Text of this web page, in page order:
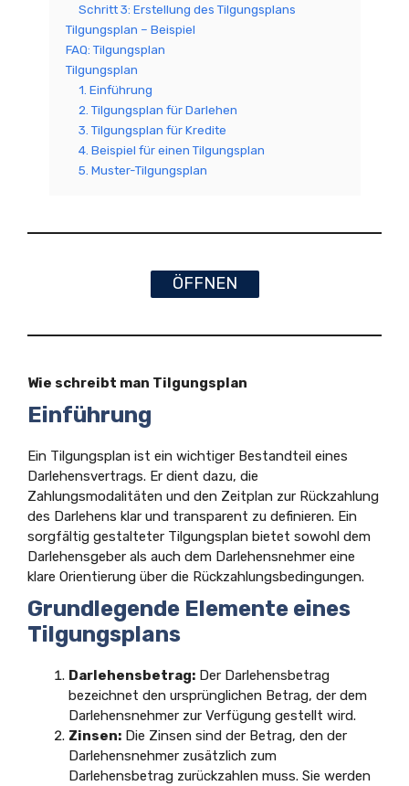
Schritt 3: Erstellung des Tilgungsplans
Tilgungsplan – Beispiel
FAQ: Tilgungsplan
Tilgungsplan
1. Einführung
2. Tilgungsplan für Darlehen
3. Tilgungsplan für Kredite
4. Beispiel für einen Tilgungsplan
5. Muster-Tilgungsplan
ÖFFNEN
Wie schreibt man Tilgungsplan
Einführung
Ein Tilgungsplan ist ein wichtiger Bestandteil eines
Darlehensvertrags. Er dient dazu, die
Zahlungsmodalitäten und den Zeitplan zur Rückzahlung
des Darlehens klar und transparent zu definieren. Ein
sorgfältig gestalteter Tilgungsplan bietet sowohl dem
Darlehensgeber als auch dem Darlehensnehmer eine
klare Orientierung über die Rückzahlungsbedingungen.
Grundlegende Elemente eines
Tilgungsplans
Darlehensbetrag: Der Darlehensbetrag
bezeichnet den ursprünglichen Betrag, der dem
Darlehensnehmer zur Verfügung gestellt wird.
Zinsen: Die Zinsen sind der Betrag, den der
Darlehensnehmer zusätzlich zum
Darlehensbetrag zurückzahlen muss. Sie werden